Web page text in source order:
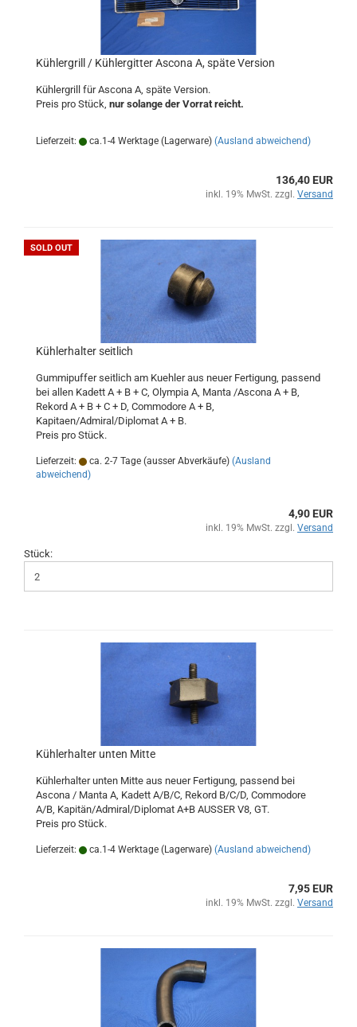
Kühlergrill / Kühlergitter Ascona A, späte Version
Kühlergrill für Ascona A, späte Version.
Preis pro Stück, nur solange der Vorrat reicht.
Lieferzeit: ca.1-4 Werktage (Lagerware) (Ausland abweichend)
136,40 EUR
inkl. 19% MwSt. zzgl. Versand
SOLD OUT
Kühlerhalter seitlich
Gummipuffer seitlich am Kuehler aus neuer Fertigung, passend
bei allen Kadett A + B + C, Olympia A, Manta /Ascona A + B,
Rekord A + B + C + D, Commodore A + B,
Kapitaen/Admiral/Diplomat A + B.
Preis pro Stück.
Lieferzeit: ca. 2-7 Tage (ausser Abverkäufe) (Ausland
abweichend)
4,90 EUR
inkl. 19% MwSt. zzgl. Versand
Stück:
Kühlerhalter unten Mitte
Kühlerhalter unten Mitte aus neuer Fertigung, passend bei
Ascona / Manta A, Kadett A/B/C, Rekord B/C/D, Commodore
A/B, Kapitän/Admiral/Diplomat A+B AUSSER V8, GT.
Preis pro Stück.
Lieferzeit: ca.1-4 Werktage (Lagerware) (Ausland abweichend)
7,95 EUR
inkl. 19% MwSt. zzgl. Versand